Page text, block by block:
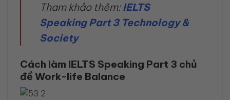
Tham khảo thêm:IELTS
Speaking Part 3 Technology &
Society
Cách làm IELTS Speaking Part 3 chủ
đề Work-life Balance